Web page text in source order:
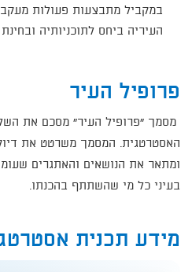
במקביל מתבצעות פעולות
העיריה ביחס לתוכניותיה
פרופיל העיר
מסמך "פרופיל העיר" מסכם את
האסטרטגית. המסמך משרטט את
ומתאר את הנושאים והאתגרים
בעיני כל מי שהשתתף בהכנתו.
מידע תכנית אסטרטגית